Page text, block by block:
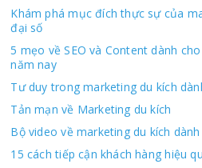
Khám phá mục đích thực sự của
đại số
5 mẹo về SEO và Content dành
năm nay
Tư duy trong marketing du kích
Tản mạn về Marketing du kích
Bộ video về marketing du kích
15 cách tiếp cận khách hàng hiệu